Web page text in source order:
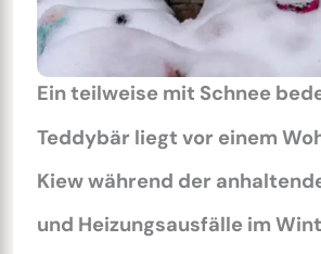
Ein teilweise mit Schnee
Teddybär liegt vor einem
Kiew während der
und Heizungsausfälle im